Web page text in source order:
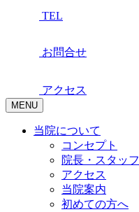
TEL
お問合せ
アクセス
MENU
当院について
コンセプト
院長・スタッフ
アクセス
当院案内
初めての方へ